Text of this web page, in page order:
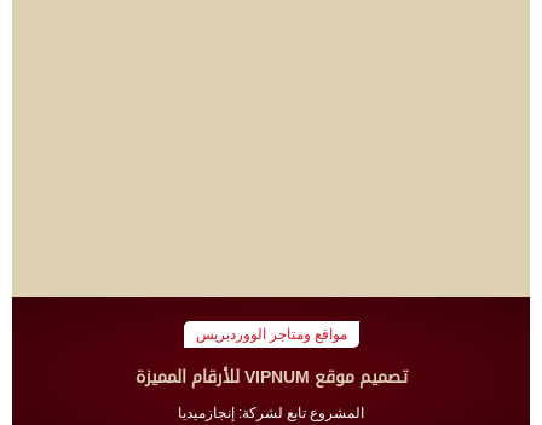
مواقع ومتاجر الووردبريس
تصميم موقع VIPNUM للأرقام المميزة
المشروع تابع لشركة: إنجازميديا